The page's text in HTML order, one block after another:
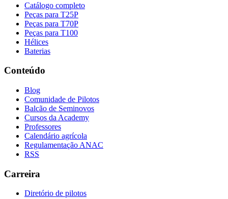
Catálogo completo
Peças para T25P
Peças para T70P
Peças para T100
Hélices
Baterias
Conteúdo
Blog
Comunidade de Pilotos
Balcão de Seminovos
Cursos da Academy
Professores
Calendário agrícola
Regulamentação ANAC
RSS
Carreira
Diretório de pilotos